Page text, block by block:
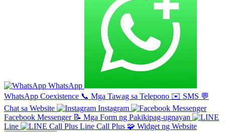
WhatsApp
WhatsApp Coexistence 📞 Mga Tawag sa Telepono ✉️ SMS 💬
Chat sa Website
Instagram
Facebook Messenger 📝 Mga Form ng Pakikipag-ugnayan
Line
Line Call Plus 🧩 Widget ng Website